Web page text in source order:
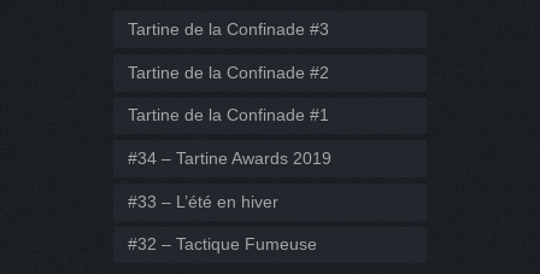
Tartine de la Confinade #3
Tartine de la Confinade #2
Tartine de la Confinade #1
#34 – Tartine Awards 2019
#33 – L’été en hiver
#32 – Tactique Fumeuse